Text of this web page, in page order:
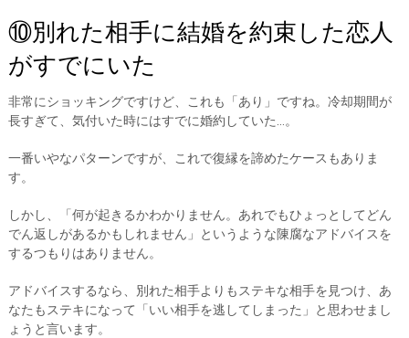
⑩別れた相手に結婚を約束した恋人
がすでにいた
非常にショッキングですけど、これも「あり」ですね。冷却期間が
長すぎて、気付いた時にはすでに婚約していた…。
一番いやなパターンですが、これで復縁を諦めたケースもありま
す。
しかし、「何が起きるかわかりません。あれでもひょっとしてどん
でん返しがあるかもしれません」というような陳腐なアドバイスを
するつもりはありません。
アドバイスするなら、別れた相手よりもステキな相手を見つけ、あ
なたもステキになって「いい相手を逃してしまった」と思わせまし
ょうと言います。